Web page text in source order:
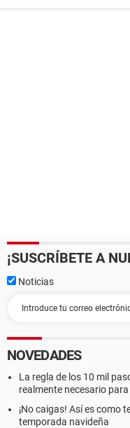
¡SUSCRÍBETE A
Noticias
NOVEDADES
La regla de los 10 mil
realmente necesario para
¡No caigas! Así es como
temporada navideña